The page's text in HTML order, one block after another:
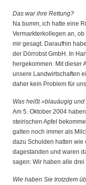
Das war ihre Rettung?
Na bumm, ich hatte eine
Vermarkterkollegen an,
mir gesagt. Daraufhin
der Dörrobst GmbH. In
hergekommen. Mit dieser
unsere Landwirtschaften
daher kein Problem für
Was heißt »blauäugig
Am 5. Oktober 2004
steirischen Apfel
galten noch immer als
dazu Schulden hatten wie
dagestanden und waren
sagen: Wir haben alle
Wie haben Sie trotzdem